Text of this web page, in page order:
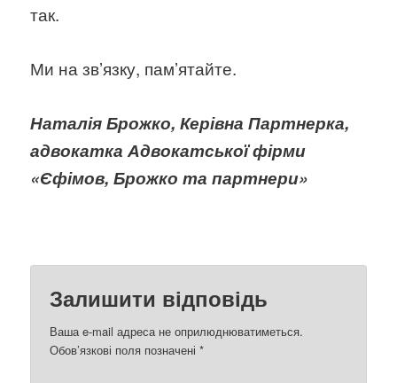
так.
Ми на звʼязку, памʼятайте.
Наталія Брожко, Керівна Партнерка,
адвокатка Адвокатської фірми
«Єфімов, Брожко та партнери»
Залишити відповідь
Ваша e-mail адреса не оприлюднюватиметься.
Обов’язкові поля позначені*